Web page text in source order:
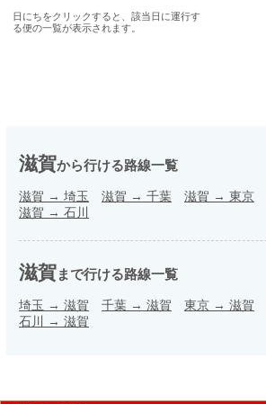
日にちをクリックすると、該当日に運行す
る便の一覧が表示されます。
滋賀から行ける路線一覧
滋賀 → 埼玉 滋賀 → 千葉 滋賀 → 東京
滋賀 → 石川
滋賀まで行ける路線一覧
埼玉 → 滋賀 千葉 → 滋賀 東京 → 滋賀
石川 → 滋賀